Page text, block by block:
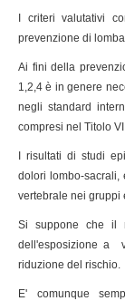
I criteri valutativi
prevenzione di
Ai fini della
1,2,4 è in genere
negli standard
compresi nel Titolo
I risultati di studi
dolori lombo-sacrali,
vertebrale nei gruppi
Si suppone che il
dell'esposizione a
riduzione del rischio.
E' comunque